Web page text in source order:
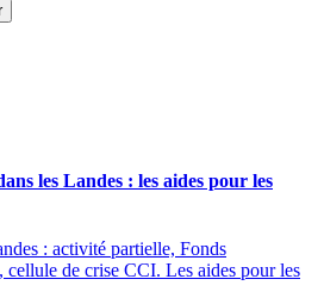
les Landes : les aides pour les
: activité partielle, Fonds
cellule de crise CCI. Les aides pour les